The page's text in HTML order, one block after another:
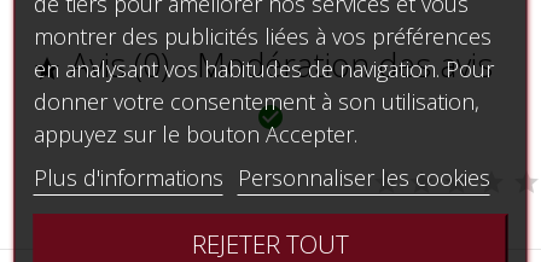
 Avis (0) - Modération des avis

montrer des publicités liées à vos préférences
en analysant vos habitudes de navigation. Pour
donner votre consentement à son utilisation,
appuyez sur le bouton Accepter.
Plus d'informations
Personnaliser les cookies
REJETER TOUT